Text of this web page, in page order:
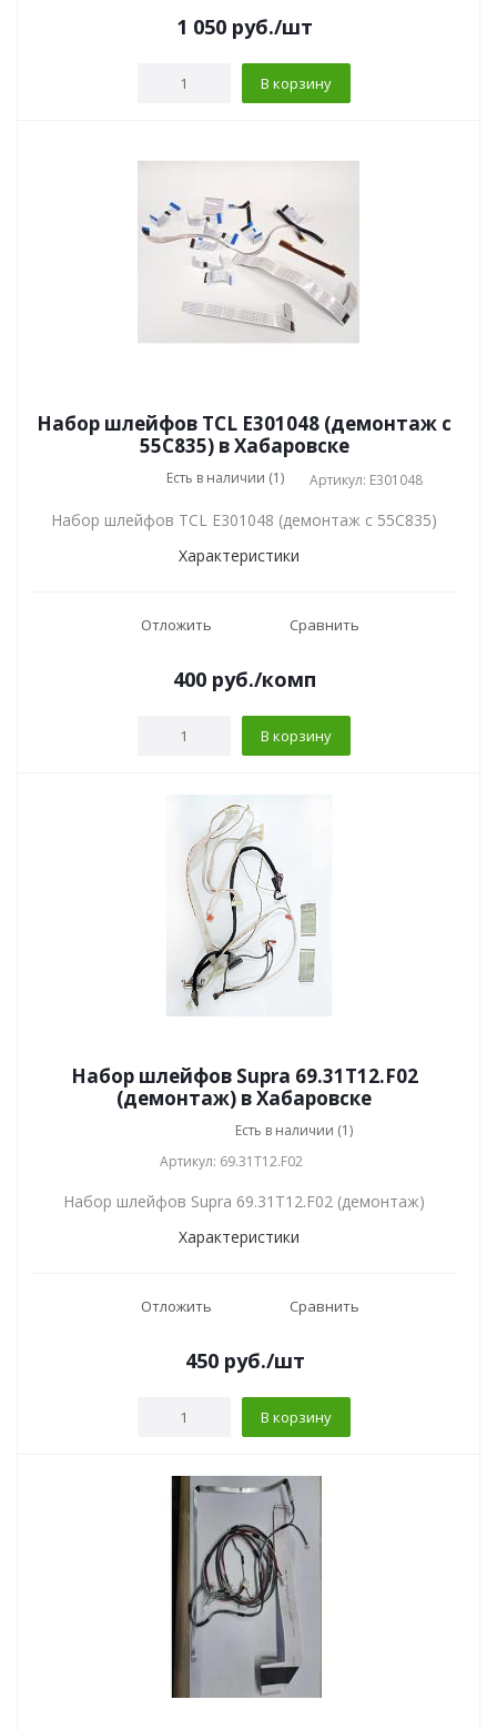
1 050 руб./шт
В корзину
Набор шлейфов TCL E301048 (демонтаж с
55C835) в Хабаровске
Есть в наличии (1) Артикул: E301048
Набор шлейфов TCL E301048 (демонтаж с 55C835)
Характеристики
Отложить Сравнить
400 руб./комп
В корзину
Набор шлейфов Supra 69.31T12.F02
(демонтаж) в Хабаровске
Есть в наличии (1)
Артикул: 69.31T12.F02
Набор шлейфов Supra 69.31T12.F02 (демонтаж)
Характеристики
Отложить Сравнить
450руб./шт
В корзину